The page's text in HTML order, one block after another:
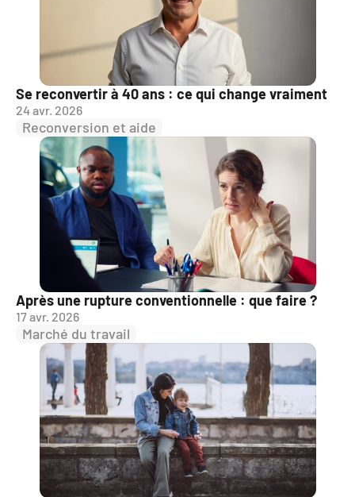
Se reconvertir à 40 ans : ce qui change vraiment
24 avr. 2026
Reconversion et aide
Après une rupture conventionnelle : que faire ?
17 avr. 2026
Marché du travail